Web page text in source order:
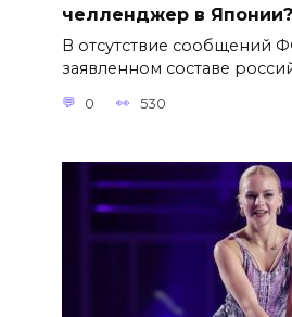
челленджер в Японии?
В отсутствие сообщений
заявленном составе
0 530